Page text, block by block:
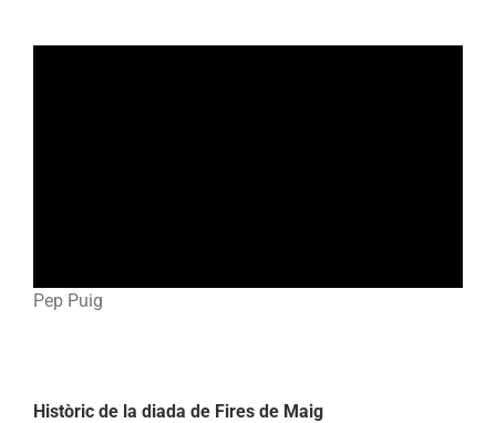
Pep Puig
Històric de la diada de Fires de Maig